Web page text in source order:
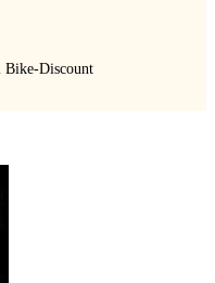
Bike-Discount